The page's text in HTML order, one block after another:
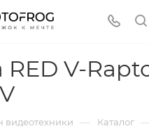
V-
видеотехники — Каталог